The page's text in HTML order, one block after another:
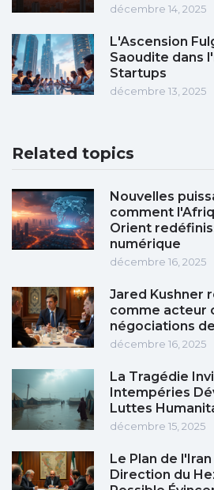
décembre 14, 2025
L'Ascension
Saoudite dans
Startups
décembre 13, 2025
Related topics
Nouvelles
comment
Orient
numérique
décembre 16, 2025
Jared Kushner
comme acteur
négociations
décembre 16, 2025
La Tragédie
Intempéries
Luttes
décembre 15, 2025
Le Plan de
Direction du